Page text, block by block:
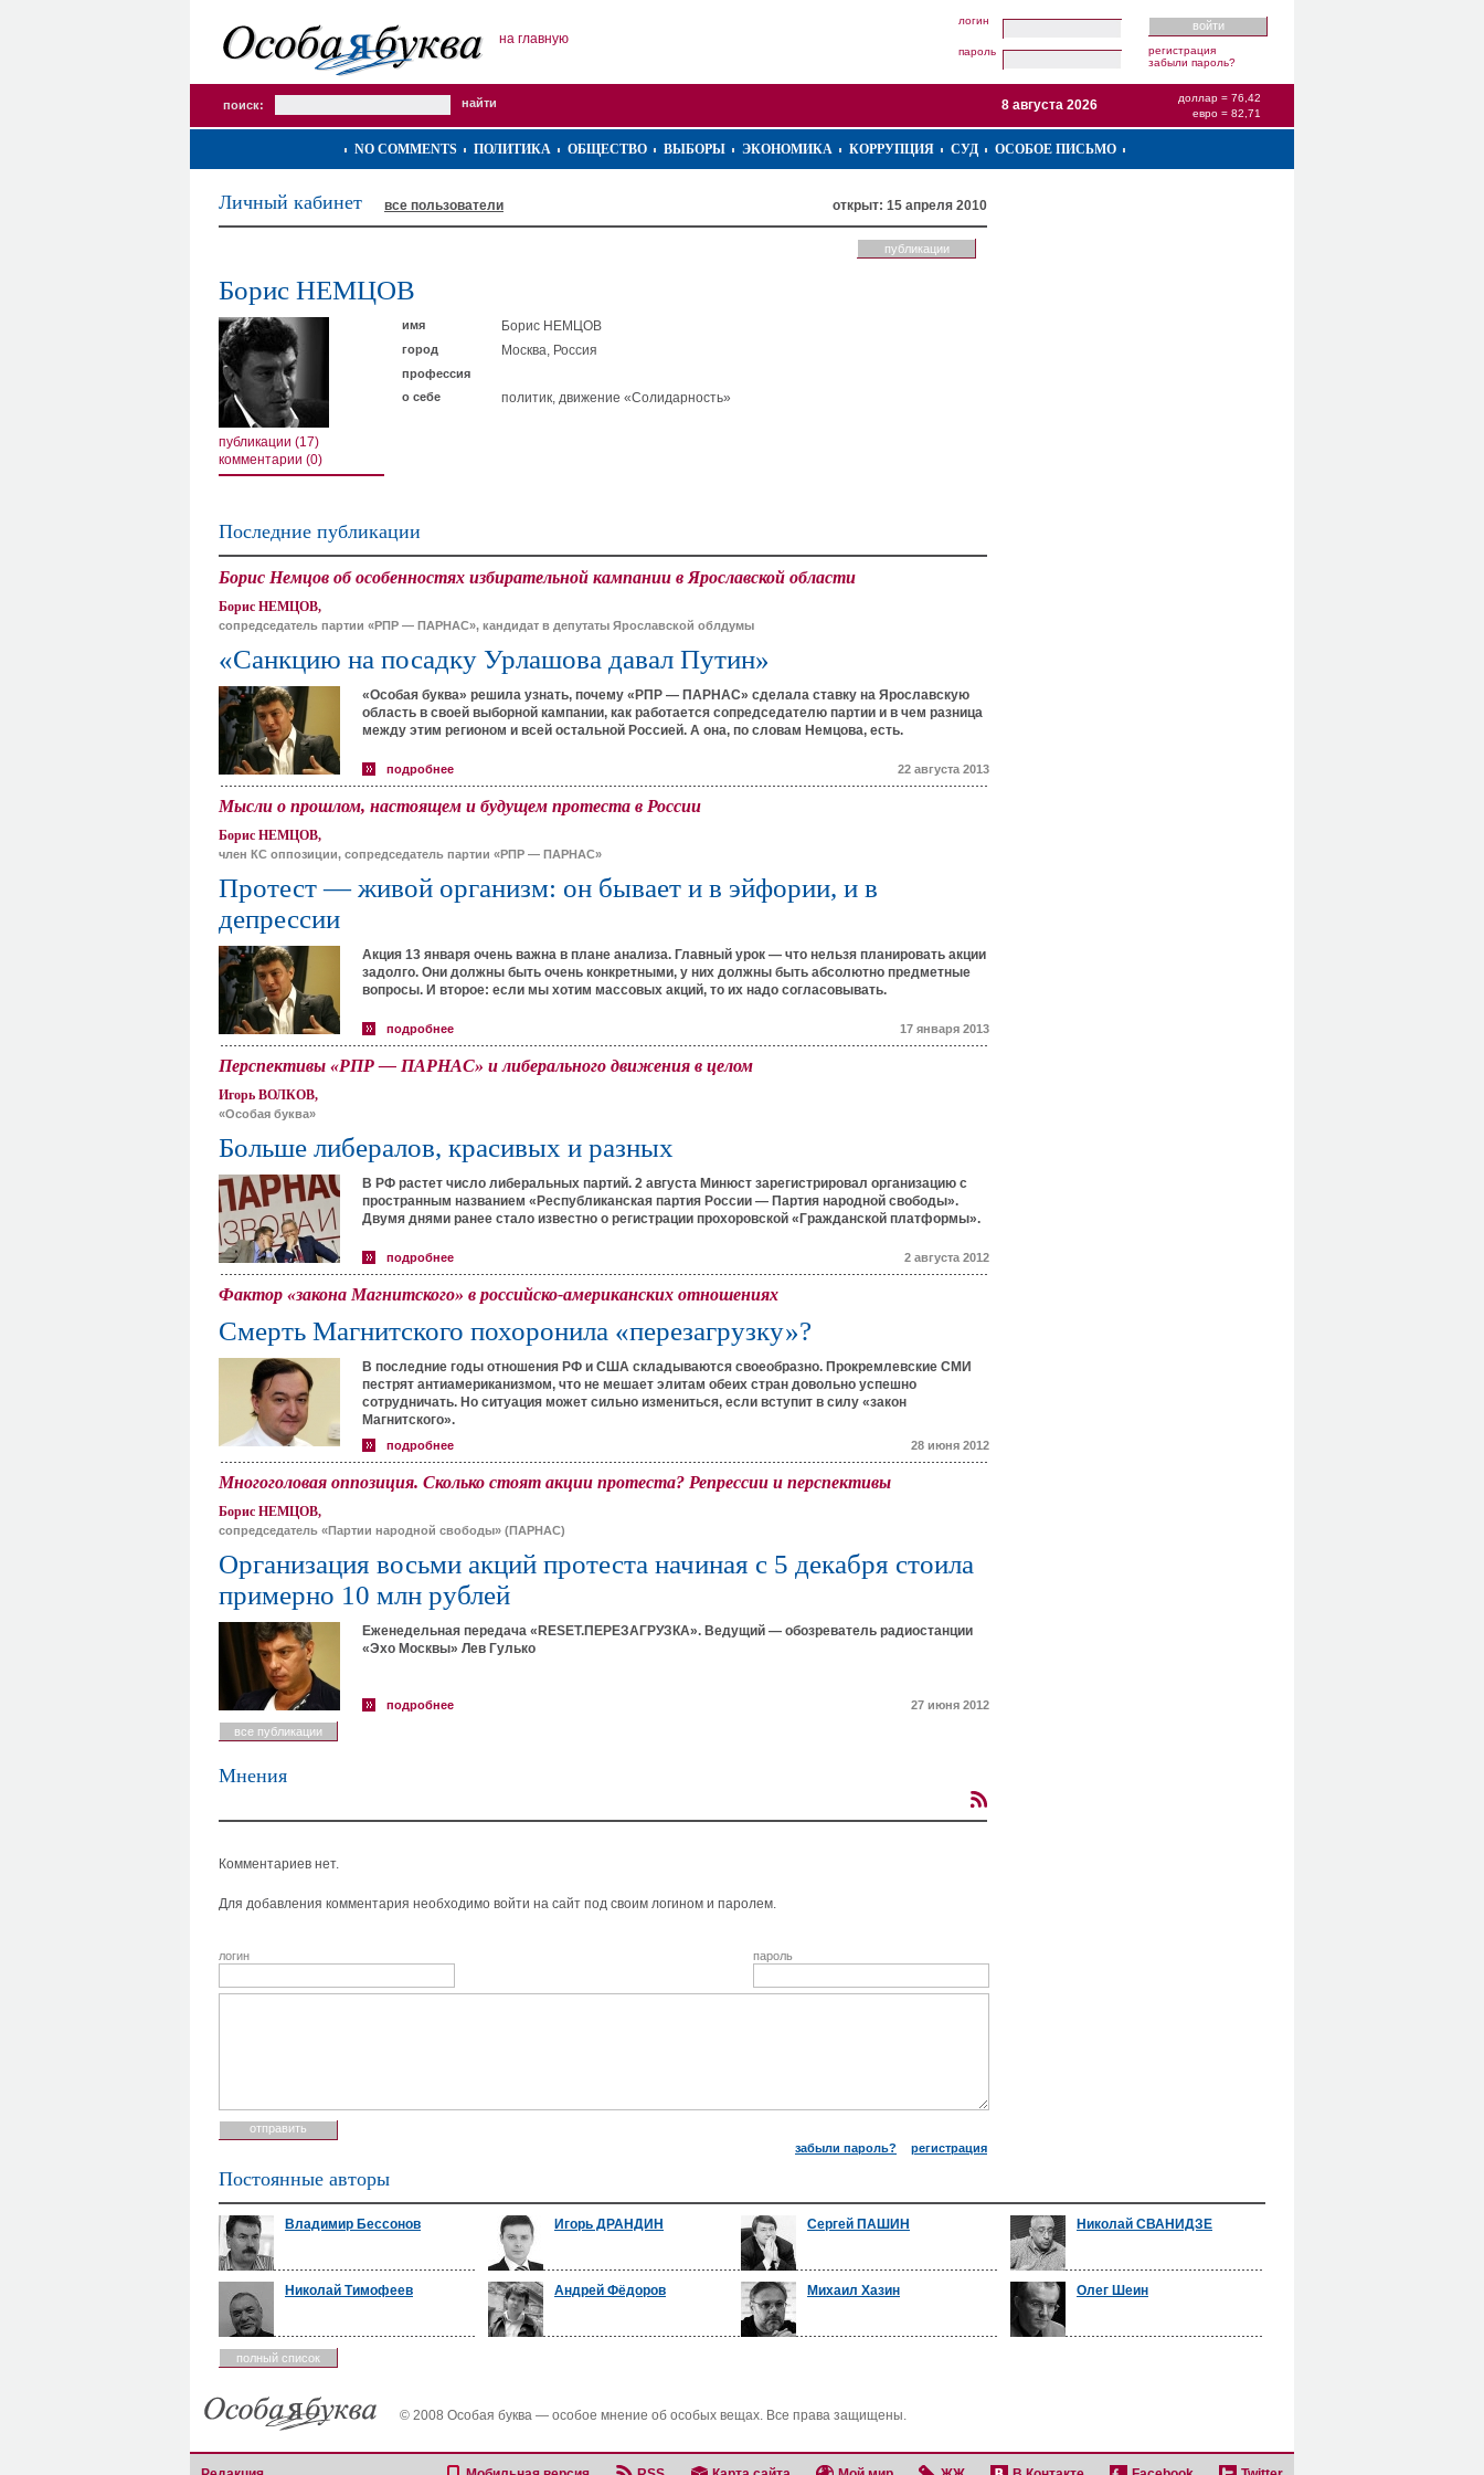
на главную
логин
пароль
регистрация
забыли пароль?
поиск:
доллар = 76,42
евро = 82,71
8 августа 2026
NO COMMENTS ПОЛИТИКА ОБЩЕСТВО ВЫБОРЫ ЭКОНОМИКА КОРРУПЦИЯ СУД ОСОБОЕ ПИСЬМО
открыт: 15 апреля 2010
Личный кабинет все пользователи
публикации
Борис НЕМЦОВ
публикации (17)
комментарии (0)
имя Борис НЕМЦОВ
город Москва, Россия
профессия
о себе
политик, движение «Солидарность»
Последние публикации
Борис Немцов об особенностях избирательной кампании в Ярославской области
Борис НЕМЦОВ,
сопредседатель партии «РПР — ПАРНАС», кандидат в депутаты Ярославской облдумы
«Санкцию на посадку Урлашова давал Путин»
«Особая буква» решила узнать, почему «РПР — ПАРНАС» сделала ставку на Ярославскую
область в своей выборной кампании, как работается сопредседателю партии и в чем разница
между этим регионом и всей остальной Россией. А она, по словам Немцова, есть.
подробнее 22 августа 2013
Мысли о прошлом, настоящем и будущем протеста в России
Борис НЕМЦОВ,
член КС оппозиции, сопредседатель партии «РПР — ПАРНАС»
Протест — живой организм: он бывает и в эйфории, и в
депрессии
Акция 13 января очень важна в плане анализа. Главный урок — что нельзя планировать акции
задолго. Они должны быть очень конкретными, у них должны быть абсолютно предметные
вопросы. И второе: если мы хотим массовых акций, то их надо согласовывать.
подробнее 17 января 2013
Перспективы «РПР — ПАРНАС» и либерального движения в целом
Игорь ВОЛКОВ,
«Особая буква»
Больше либералов, красивых и разных
В РФ растет число либеральных партий. 2 августа Минюст зарегистрировал организацию с
пространным названием «Республиканская партия России — Партия народной свободы».
Двумя днями ранее стало известно о регистрации прохоровской «Гражданской платформы».
подробнее 2 августа 2012
Фактор «закона Магнитского» в российско-американских отношениях
Смерть Магнитского похоронила «перезагрузку»?
В последние годы отношения РФ и США складываются своеобразно. Прокремлевские СМИ
пестрят антиамериканизмом, что не мешает элитам обеих стран довольно успешно
сотрудничать. Но ситуация может сильно измениться, если вступит в силу «закон
Магнитского».
подробнее 28 июня 2012
Многоголовая оппозиция. Сколько стоят акции протеста? Репрессии и перспективы
Борис НЕМЦОВ,
сопредседатель «Партии народной свободы» (ПАРНАС)
Организация восьми акций протеста начиная с 5 декабря стоила
примерно 10 млн рублей
Еженедельная передача «RESET.ПЕРЕЗАГРУЗКА». Ведущий — обозреватель радиостанции
«Эхо Москвы» Лев Гулько
подробнее
27 июня 2012
все публикации
Мнения
Комментариев нет.
Для добавления комментария необходимо войти на сайт под своим логином и паролем.
логин пароль
забыли пароль? регистрация
Постоянные авторы
Владимир Бессонов Игорь ДРАНДИН Сергей ПАШИН Николай СВАНИДЗЕ
Николай Тимофеев Андрей Фёдоров Михаил Хазин Олег Шеин
полный список
© 2008 Особая буква — особое мнение об особых вещах. Все права защищены.